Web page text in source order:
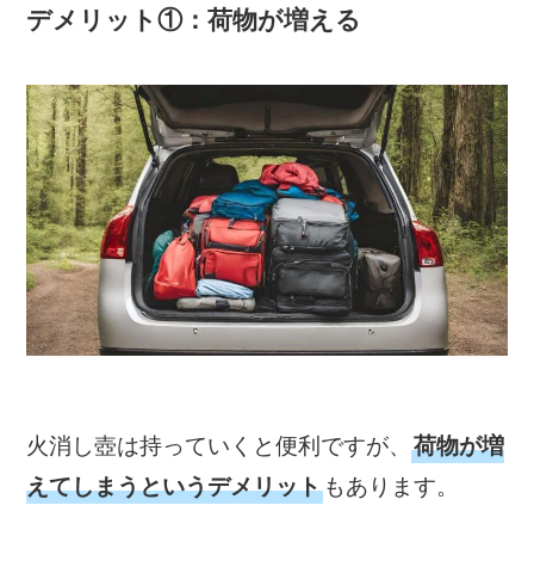
デメリット①：荷物が増える
火消し壺は持っていくと便利ですが、荷物が増
えてしまうというデメリットもあります。